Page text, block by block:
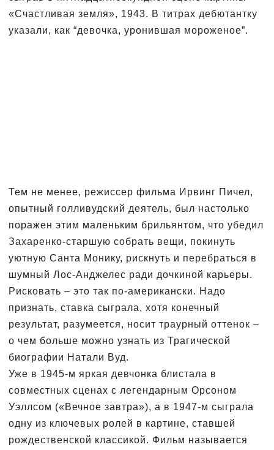
«Счастливая земля», 1943. В титрах дебютантку
указали, как “девочка, уронившая мороженое”.
Тем не менее, режиссер фильма Ирвинг Пичел,
опытный голливудский деятель, был настолько
поражен этим маленьким брильянтом, что убедил
Захаренко-старшую собрать вещи, покинуть
уютную Санта Монику, рискнуть и перебраться в
шумный Лос-Анджелес ради дочкиной карьеры.
Рисковать – это так по-американски. Надо
признать, ставка сыграла, хотя конечный
результат, разумеется, носит траурный оттенок –
о чем больше можно узнать из Трагической
биографии Натали Вуд.
Уже в 1945-м яркая девчонка блистала в
совместных сценах с легендарным Орсоном
Уэллсом («Вечное завтра»), а в 1947-м сыграла
одну из ключевых ролей в картине, ставшей
рождественской классикой. Фильм называется